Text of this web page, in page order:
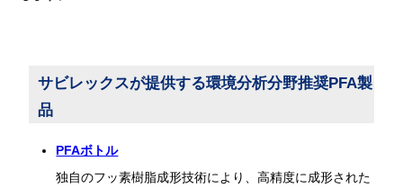
サビレックスが提供する環境分析分野推奨PFA製
品
PFAボトル
独自のフッ素樹脂成形技術により、高精度に成形された